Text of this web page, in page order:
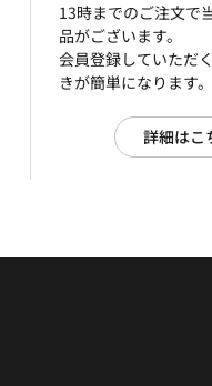
13時までのご注文で
品がございます。
会員登録していただ
きが簡単になります。
詳細はこ